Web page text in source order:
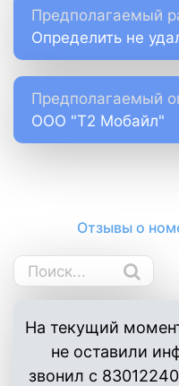
Предполагаемый
Определить не
Предполагаемый
ООО "Т2 Мобайл"
Отзывы о
На текущий
не оставили
звонил с